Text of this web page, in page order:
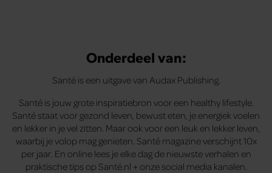
Onderdeel van:
Santé is een uitgave van Audax Publishing.
Santé is jouw grote inspiratiebron voor een healthy lifestyle.
Santé staat voor gezond leven, bewust eten, je energiek voelen
en lekker in je vel zitten. Maar ook voor een leuk en lekker leven,
waarbij je volop mag genieten. Santé magazine verschijnt 10x
per jaar. En online lees je elke dag de nieuwste verhalen en
praktische tips op Santé.nl + onze social media kanalen.